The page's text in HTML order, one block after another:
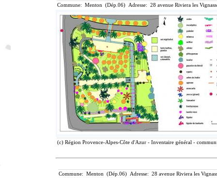
Commune: Menton (Dép.06) Adresse: 28 avenue Riviera les
(c) Région Provence-Alpes-Côte d'Azur - Inventaire général -
Commune: Menton (Dép.06) Adresse: 28 avenue Riviera les